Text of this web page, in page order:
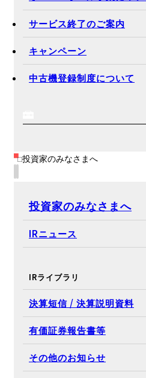
サービス終了のご案内
キャンペーン
中古機登録制度について
投資家のみなさまへ
投資家のみなさまへ
IRニュース
IRライブラリ
決算短信 / 決算説明資料
有価証券報告書等
その他のお知らせ